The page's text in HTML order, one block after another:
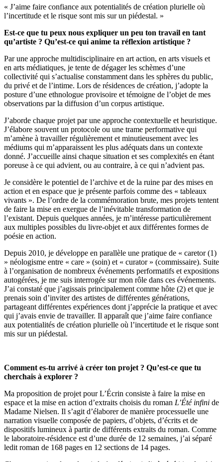
« J’aime faire confiance aux potentialités de création plurielle où
l’incertitude et le risque sont mis sur un piédestal. »
Est-ce que tu peux nous expliquer un peu ton travail en tant
qu’artiste ? Qu’est-ce qui anime ta réflexion artistique ?
Par une approche multidisciplinaire en art action, en arts visuels et
en arts médiatiques, je tente de dégager les schèmes d’une
collectivité qui s’actualise constamment dans les sphères du public,
du privé et de l’intime. Lors de résidences de création, j’adopte la
posture d’une ethnologue provisoire et témoigne de l’objet de mes
observations par la diffusion d’un corpus artistique.
J’aborde chaque projet par une approche contextuelle et heuristique.
J’élabore souvent un protocole ou une trame performative qui
m’amène à travailler régulièrement et minutieusement avec les
médiums qui m’apparaissent les plus adéquats dans un contexte
donné. J’accueille ainsi chaque situation et ses complexités en étant
poreuse à ce qui advient, ou au contraire, à ce qui n’advient pas.
Je considère le potentiel de l’archive et de la ruine par des mises en
action et en espace que je présente parfois comme des « tableaux
vivants ». De l’ordre de la commémoration brute, mes projets tentent
de faire la mise en exergue de l’inévitable transformation de
l’existant. Depuis quelques années, je m’intéresse particulièrement
aux multiples possibles du livre-objet et aux différentes formes de
poésie en action.
Depuis 2010, je développe en parallèle une pratique de « caretor (1)
» néologisme entre « care » (soin) et « curator » (commissaire). Suite
à l’organisation de nombreux événements performatifs et expositions
autogérées, je me suis interrogée sur mon rôle dans ces événements.
J’ai constaté que j’agissais principalement comme hôte (2) et que je
prenais soin d’inviter des artistes de différentes générations,
partageant différentes expériences dont j’apprécie la pratique et avec
qui j’avais envie de travailler. Il apparaît que j’aime faire confiance
aux potentialités de création plurielle où l’incertitude et le risque sont
mis sur un piédestal.
Comment es-tu arrivé à créer ton projet ? Qu’est-ce que tu
cherchais à explorer ?
Ma proposition de projet pour L’Écrin consiste à faire la mise en
espace et la mise en action d’extraits choisis du roman L’Été infini de
Madame Nielsen. Il s’agit d’élaborer de manière processuelle une
narration visuelle composée de papiers, d’objets, d’écrits et de
dispositifs lumineux à partir de différents extraits du roman. Comme
le laboratoire-résidence est d’une durée de 12 semaines, j’ai séparé
ledit roman de 168 pages en 12 sections de 14 pages.